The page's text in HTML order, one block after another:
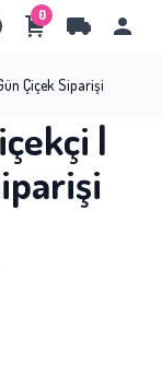
0
Çiçek Siparişi
|